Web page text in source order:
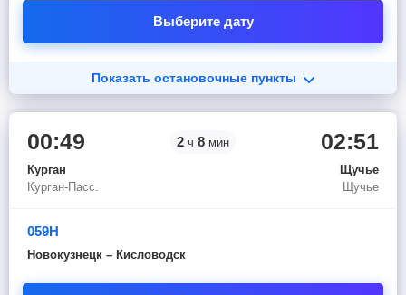
Выберите дату
Показать остановочные пункты
00:49
Курган
Курган-Пасс.
2 ч 8 мин 02:51
Щучье
Щучье
059Н
Новокузнецк – Кисловодск